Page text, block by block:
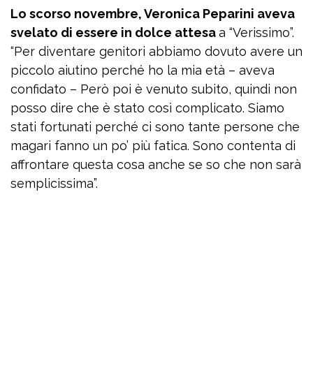
Lo scorso novembre, Veronica Peparini aveva
svelato di essere in dolce attesaa “Verissimo”.
“Per diventare genitori abbiamo dovuto avere un
piccolo aiutino perché ho la mia età – aveva
confidato – Però poi è venuto subito, quindi non
posso dire che è stato così complicato. Siamo
stati fortunati perché ci sono tante persone che
magari fanno un po’ più fatica. Sono contenta di
affrontare questa cosa anche se so che non sarà
semplicissima”.